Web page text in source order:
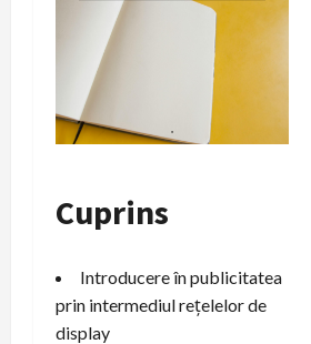
Cuprins
Introducere în publicitatea
prin intermediul rețelelor de
display